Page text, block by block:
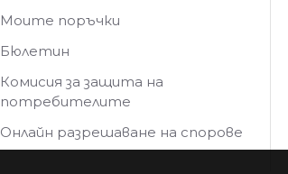
Моите поръчки
Бюлетин
Комисия за защита на
потребителите
Онлайн разрешаване на спорове